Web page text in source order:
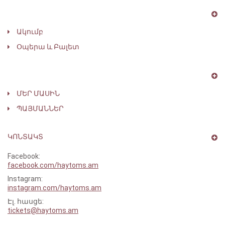
Ակումբ
Օպերա ԵՒ Բալետ
ՄԵՐ ՄԱՍԻՆ
ՊԱՅՄԱՆՆԵՐ
ԿՈՆՏԱԿՏ
Facebook:
facebook.com/haytoms.am
Instagram:
instagram.com/haytoms.am
Էլ․ հասցե:
tickets@haytoms.am